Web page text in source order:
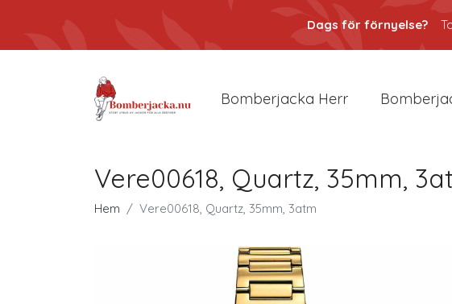
Dags för förnyelse?
Bomberjacka Herr
Vere00618, Quartz, 35mm,
Hem Vere00618, Quartz, 35mm, 3atm